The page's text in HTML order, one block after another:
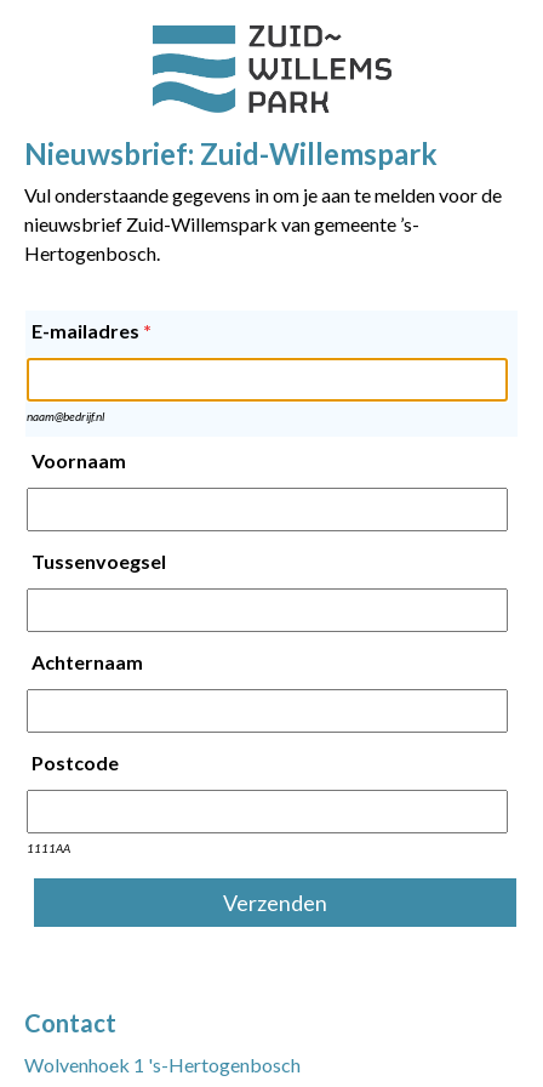
Nieuwsbrief: Zuid-Willemspark
Vul onderstaande gegevens in om je aan te melden voor de
nieuwsbrief Zuid-Willemspark van gemeente ’s-
Hertogenbosch.
E-mailadres *
naam@bedrijf.nl
Voornaam
Tussenvoegsel
Achternaam
Postcode
1111AA
Contact
Wolvenhoek 1 's-Hertogenbosch